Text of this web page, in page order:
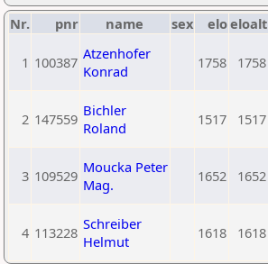
Nr. pnr name sex eloeloalt
1 100387 Atzenhofer
Konrad
1758 1758
2 147559 Bichler
Roland
1517 1517
3 109529 Moucka Peter
Mag.
1652 1652
4 113228 Schreiber
Helmut
1618 1618